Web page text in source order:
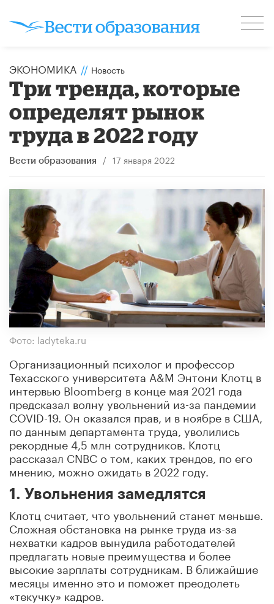
ЭКОНОМИКА // Новость
Три тренда, которые
определят рынок
труда в 2022 году
Вести образования / 17 января 2022
Фото: ladyteka.ru
Организационный психолог и профессор
Техасского университета A&M Энтони Клотц в
интервью Bloomberg в конце мая 2021 года
предсказал волну увольнений из-за пандемии
COVID-19. Он оказался прав, и в ноябре в США,
по данным департамента труда, уволились
рекордные 4,5 млн сотрудников. Клотц
рассказал CNBC о том, каких трендов, по его
мнению, можно ожидать в 2022 году.
1. Увольнения замедлятся
Клотц считает, что увольнений станет меньше.
Сложная обстановка на рынке труда из-за
нехватки кадров вынудила работодателей
предлагать новые преимущества и более
высокие зарплаты сотрудникам. В ближайшие
месяцы именно это и поможет преодолеть
«текучку» кадров.